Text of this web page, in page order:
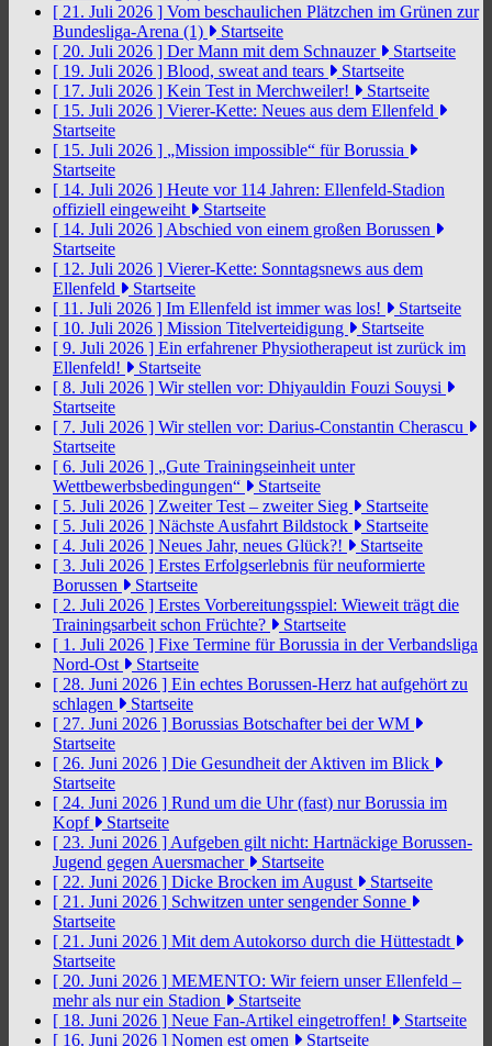
[ 21. Juli 2026 ] Vom beschaulichen Plätzchen im Grünen zur
Bundesliga-Arena (1)
Startseite
[ 20. Juli 2026 ] Der Mann mit dem Schnauzer
Startseite
[ 19. Juli 2026 ] Blood, sweat and tears
Startseite
[ 17. Juli 2026 ] Kein Test in Merchweiler!
Startseite
[ 15. Juli 2026 ] Vierer-Kette: Neues aus dem Ellenfeld
Startseite
[ 15. Juli 2026 ] „Mission impossible“ für Borussia
Startseite
[ 14. Juli 2026 ] Heute vor 114 Jahren: Ellenfeld-Stadion
offiziell eingeweiht
Startseite
[ 14. Juli 2026 ] Abschied von einem großen Borussen
Startseite
[ 12. Juli 2026 ] Vierer-Kette: Sonntagsnews aus dem
Ellenfeld
Startseite
[ 11. Juli 2026 ] Im Ellenfeld ist immer was los!
Startseite
[ 10. Juli 2026 ] Mission Titelverteidigung
Startseite
[ 9. Juli 2026 ] Ein erfahrener Physiotherapeut ist zurück im
Ellenfeld!
Startseite
[ 8. Juli 2026 ] Wir stellen vor: Dhiyauldin Fouzi Souysi
Startseite
[ 7. Juli 2026 ] Wir stellen vor: Darius-Constantin Cherascu
Startseite
[ 6. Juli 2026 ] „Gute Trainingseinheit unter
Wettbewerbsbedingungen“
Startseite
[ 5. Juli 2026 ] Zweiter Test – zweiter Sieg
Startseite
[ 5. Juli 2026 ] Nächste Ausfahrt Bildstock
Startseite
[ 4. Juli 2026 ] Neues Jahr, neues Glück?!
Startseite
[ 3. Juli 2026 ] Erstes Erfolgserlebnis für neuformierte
Borussen
Startseite
[ 2. Juli 2026 ] Erstes Vorbereitungsspiel: Wieweit trägt die
Trainingsarbeit schon Früchte?
Startseite
[ 1. Juli 2026 ] Fixe Termine für Borussia in der Verbandsliga
Nord-Ost
Startseite
[ 28. Juni 2026 ] Ein echtes Borussen-Herz hat aufgehört zu
schlagen
Startseite
[ 27. Juni 2026 ] Borussias Botschafter bei der WM
Startseite
[ 26. Juni 2026 ] Die Gesundheit der Aktiven im Blick
Startseite
[ 24. Juni 2026 ] Rund um die Uhr (fast) nur Borussia im
Kopf
Startseite
[ 23. Juni 2026 ] Aufgeben gilt nicht: Hartnäckige Borussen-
Jugend gegen Auersmacher
Startseite
[ 22. Juni 2026 ] Dicke Brocken im August
Startseite
[ 21. Juni 2026 ] Schwitzen unter sengender Sonne
Startseite
[ 21. Juni 2026 ] Mit dem Autokorso durch die Hüttestadt
Startseite
[ 20. Juni 2026 ] MEMENTO: Wir feiern unser Ellenfeld –
mehr als nur ein Stadion
Startseite
[ 18. Juni 2026 ] Neue Fan-Artikel eingetroffen!
Startseite
[ 16. Juni 2026 ] Nomen est omen
Startseite